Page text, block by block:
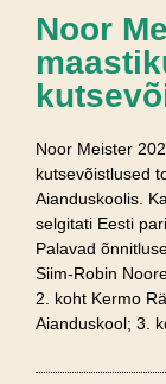
Noor
Noor Meister
kutsevõistlused
Aianduskoolis.
selgitati Eesti
Palavad
Siim-Robin
2. koht Kermo
Aianduskool; 3.